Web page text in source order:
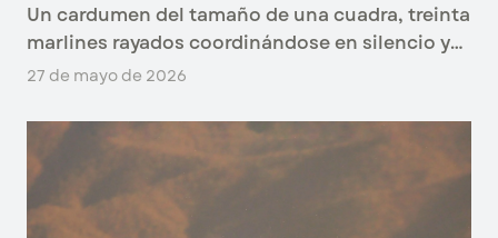
Un cardumen del tamaño de una cuadra, treinta
marlines rayados coordinándose en silencio y
lobos marinos cerrando el cerco. Así se ve el
27 de mayo de 2026